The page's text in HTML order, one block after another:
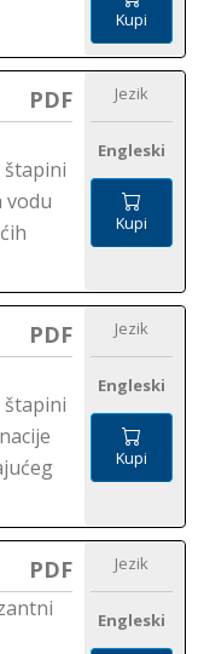
Kupi
PDF
vodu
Jezik
Engleski
Kupi
PDF Jezik
Engleski
Kupi
PDF Jezik
Engleski